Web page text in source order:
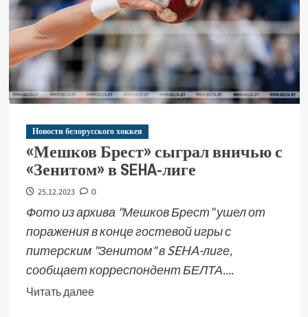
Новости белорусского хоккея
«Мешков Брест» сыграл вничью с
«Зенитом» в SEHA-лиге
25.12.2023 0
Фото из архива "Мешков Брест" ушел от
поражения в конце гостевой игры с
питерским "Зенитом" в SEHA-лиге,
сообщает корреспондент БЕЛТА....
Читать далее